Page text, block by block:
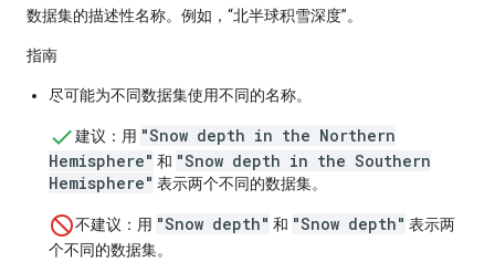
数据集的描述性名称。例如，“北半球积雪深度”。
指南
尽可能为不同数据集使用不同的名称。
建议 ：用 "Snow depth in the Northern
Hemisphere" 和 "Snow depth in the Southern
Hemisphere" 表示两个不同的数据集。
不建议 ：用 "Snow depth" 和 "Snow depth" 表示两
个不同的数据集。